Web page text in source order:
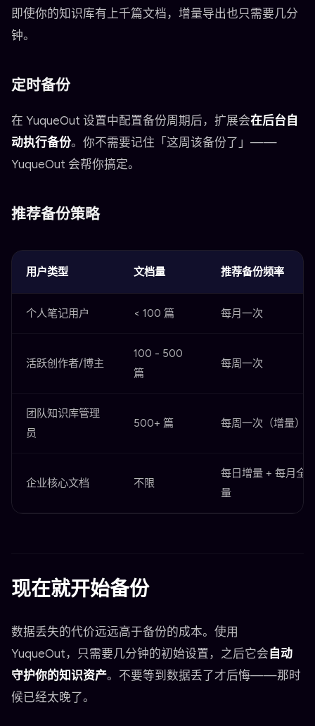
即使你的知识库有上千篇文档，增量导出也只需要几分
钟。
定时备份
在 YuqueOut 设置中配置备份周期后，扩展会在后台自
动执行备份。你不需要记住「这周该备份了」——
YuqueOut 会帮你搞定。
推荐备份策略
用户类型 文档量 推荐备份频率
个人笔记用户 < 100 篇 每月一次
活跃创作者/博主
100 - 500
篇
每周一次
团队知识库管理
员
500+ 篇 每周一次（增量）
企业核心文档 不限
每日增量 + 每月全
量
现在就开始备份
数据丢失的代价远远高于备份的成本。使用
YuqueOut，只需要几分钟的初始设置，之后它会 自动
守护你的知识资产。不要等到数据丢了才后悔——那时
候已经太晚了。